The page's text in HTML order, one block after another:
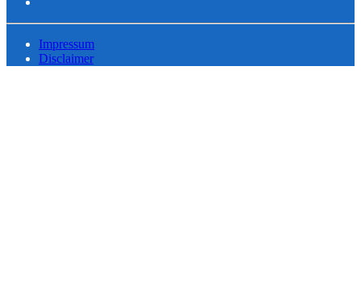
Impressum
Disclaimer